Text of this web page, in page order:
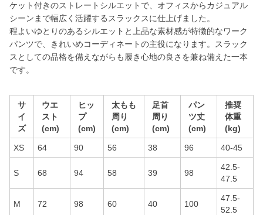
ケット付きのストレートシルエットで、オフィスからカジュアル
シーンまで幅広く活躍するスラックスに仕上げました。
程よいゆとりのあるシルエットと上品な素材感が特徴的なワーク
パンツで、きれいめコーディネートの主役になります。スラック
スとしての品格を備えながらも履き心地の良さを兼ね備えた一本
です。
サ
イ
ズ
ウエ
スト
(cm)
ヒッ
プ
(cm)
太もも
周り
(cm)
足首
周り
(cm)
パン
ツ丈
(cm)
推奨
体重
(kg)
XS 64 90 56 38 96 40-45
S 68 94 58 39 98
42.5-
47.5
M 72 98 60 40 100
47.5-
52.5